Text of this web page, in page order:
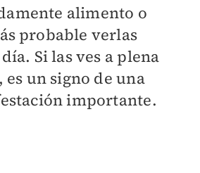
alimento o
probable verlas
Si las ves a plena
un signo de una
importante.